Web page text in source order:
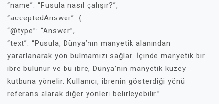
“name”: “Pusula nasıl çalışır?”,
“acceptedAnswer”: {
“@type”: “Answer”,
“text”: “Pusula, Dünya’nın manyetik alanından
yararlanarak yön bulmamızı sağlar. İçinde manyetik bir
ibre bulunur ve bu ibre, Dünya’nın manyetik kuzey
kutbuna yönelir. Kullanıcı, ibrenin gösterdiği yönü
referans alarak diğer yönleri belirleyebilir.”